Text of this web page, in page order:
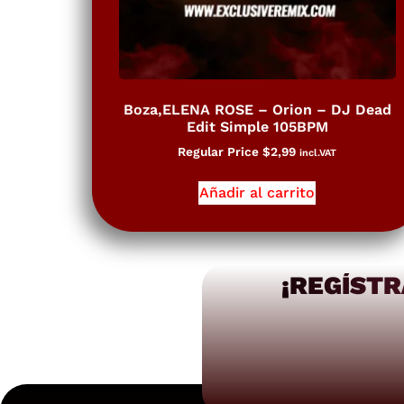
Boza,ELENA ROSE – Orion – DJ Dead
Edit Simple 105BPM
Regular Price$2,99 incl.VAT
Añadir al carrito